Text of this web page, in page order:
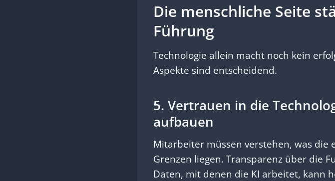
Die menschliche Seite
Führung
Technologie allein macht noch kein
Aspekte sind entscheidend.
5. Vertrauen in die
aufbauen
Mitarbeiter müssen verstehen, was die
Grenzen liegen. Transparenz über die
Daten, mit denen die KI arbeitet, kann